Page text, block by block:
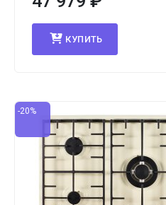
КУПИТЬ
-20%